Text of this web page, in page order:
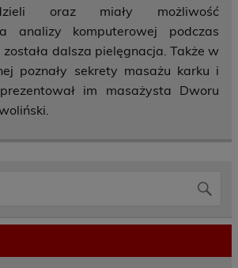
oraz miały możliwość
analizy komputerowej podczas
dalsza pielęgnacja. Także w
poznały sekrety masażu karku i
im masażysta Dworu